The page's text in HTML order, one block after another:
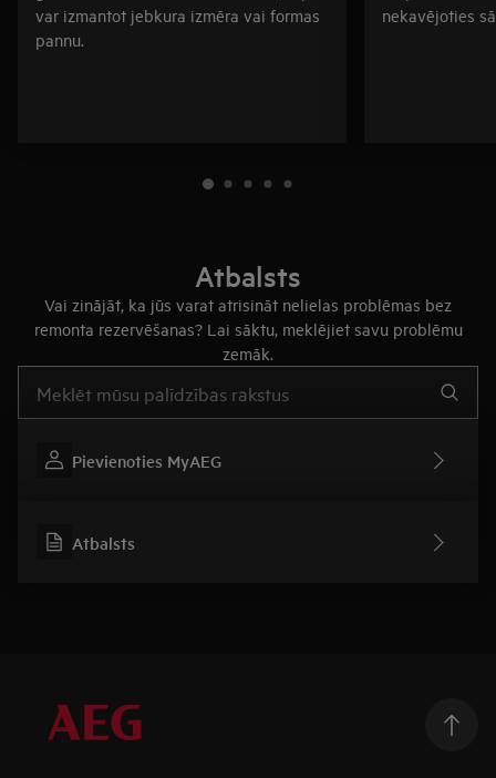
var izmantot jebkura izmēra vai formas
pannu.
nekavējoties
Atbalsts
Vai zinājāt, ka jūs varat atrisināt nelielas problēmas bez
remonta rezervēšanas? Lai sāktu, meklējiet savu problēmu
zemāk.
Pievienoties MyAEG
Atbalsts